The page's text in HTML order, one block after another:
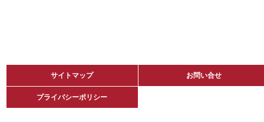
サイトマップ お問い合せ
プライバシーポリシー
サイトマップ お問い合せ
プライバシーポリシー